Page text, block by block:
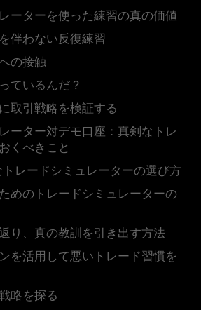
ーターを使った練習の真の価値
伴わない反復練習
の接触
ているんだ？
取引戦略を検証する
ーター対デモ口座：真剣なトレ
くべきこと
レードシミュレーターの選び方
めのトレードシミュレーターの
り、真の教訓を引き出す方法
を活用して悪いトレード習慣を
略を探る